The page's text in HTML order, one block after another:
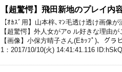
【超驚愕】飛田新地のプレイ内
【ｵｶｽﾞ用】山本梓､ﾏﾝ毛透け透け画像が
【超驚愕】外人女がアo ル好きな理由が
【画像】小保方晴子さん(Eｶｯﾌﾟ)、グラ
1：2017/10/10(火) 14:41:41.116